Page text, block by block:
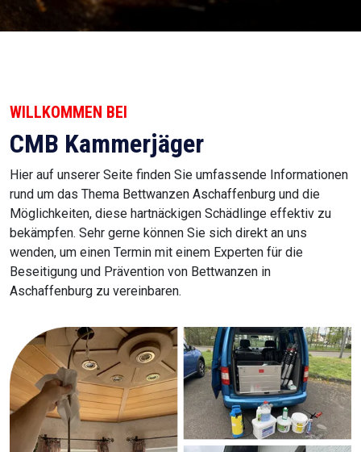
WILLKOMMEN BEI
CMB Kammerjäger
Hier auf unserer Seite finden Sie umfassende Informationen
rund um das Thema Bettwanzen Aschaffenburg und die
Möglichkeiten, diese hartnäckigen Schädlinge effektiv zu
bekämpfen. Sehr gerne können Sie sich direkt an uns
wenden, um einen Termin mit einem Experten für die
Beseitigung und Prävention von Bettwanzen in
Aschaffenburg zu vereinbaren.